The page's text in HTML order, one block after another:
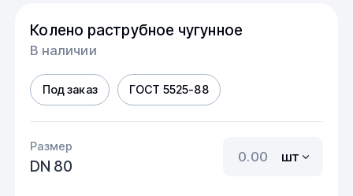
Колено раструбное чугунное
В наличии
Под заказ ГОСТ 5525-88
Размер
DN 80
шт